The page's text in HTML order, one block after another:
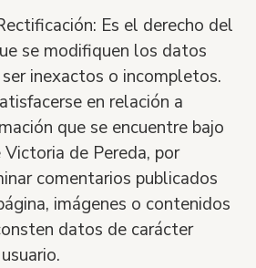
n: Es el derecho del
se modifiquen los datos
inexactos o incompletos.
en relación a
que se encuentre bajo
Victoria de Pereda, por
comentarios publicados
ágina, imágenes o contenidos
datos de carácter